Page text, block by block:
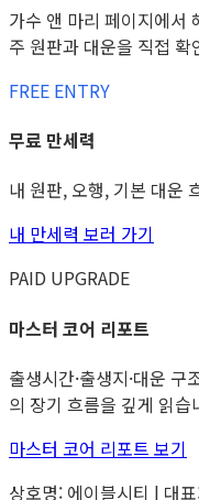
가수 앤 마리 페이지에서
주 원판과 대운을 직접 확
FREE ENTRY
무료 만세력
내 원판, 오행, 기본 대운
내 만세력 보러 가기
PAID UPGRADE
마스터 코어 리포트
출생시간·출생지·대운
의 장기 흐름을 깊게 읽습
마스터 코어 리포트 보기
상호명: 에이블시티 | 대